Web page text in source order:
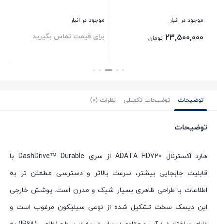
موجود در انبار
23,500,000 تومان
موجود در انبار
برای قیمت تماس بگیرید
بستن
توضیحات توضیحات تکمیلی نظرات (0)
توضیحات
هارد اکسترنال ADATA HD720 از سری DashDrive™ Durable با
قابلیت جابجایی بیشتر، سرعت بالاتر و دسترسی مطمئن تر به
اطلاعات با طراحی ظاهری بسیار شیک و مدرن است. پوشش خارجی
این دیسک سخت تشکیل شده از نوعی سیلیکون مرغوب است و